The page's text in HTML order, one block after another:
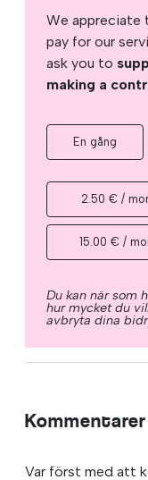
We appreciate
pay for our
ask you to
making a
En gång
2.50 € /
15.00 € /
Du kan när som
hur mycket du
avbryta dina
Kommentarer
Var först med att